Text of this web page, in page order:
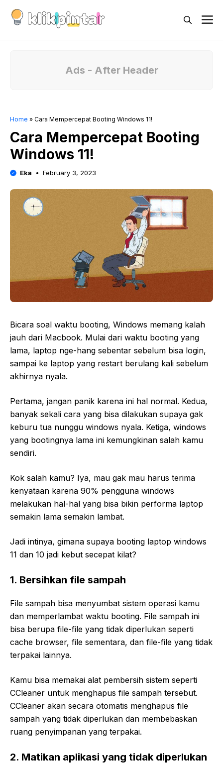
Ads - After Header
Home » Cara Mempercepat Booting Windows 11!
Cara Mempercepat Booting
Windows 11!
Eka February 3, 2023
Bicara soal waktu booting, Windows memang kalah
jauh dari Macbook. Mulai dari waktu booting yang
lama, laptop nge-hang sebentar sebelum bisa login,
sampai ke laptop yang restart berulang kali sebelum
akhirnya nyala.
Pertama, jangan panik karena ini hal normal. Kedua,
banyak sekali cara yang bisa dilakukan supaya gak
keburu tua nunggu windows nyala. Ketiga, windows
yang bootingnya lama ini kemungkinan salah kamu
sendiri.
Kok salah kamu? Iya, mau gak mau harus terima
kenyataan karena 90% pengguna windows
melakukan hal-hal yang bisa bikin performa laptop
semakin lama semakin lambat.
Jadi intinya, gimana supaya booting laptop windows
11 dan 10 jadi kebut secepat kilat?
1. Bersihkan file sampah
File sampah bisa menyumbat sistem operasi kamu
dan memperlambat waktu booting. File sampah ini
bisa berupa file-file yang tidak diperlukan seperti
cache browser, file sementara, dan file-file yang tidak
terpakai lainnya.
Kamu bisa memakai alat pembersih sistem seperti
CCleaner untuk menghapus file sampah tersebut.
CCleaner akan secara otomatis menghapus file
sampah yang tidak diperlukan dan membebaskan
ruang penyimpanan yang terpakai.
2. Matikan aplikasi yang tidak diperlukan